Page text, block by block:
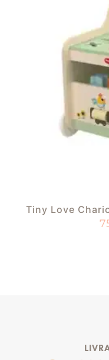
Tiny Love